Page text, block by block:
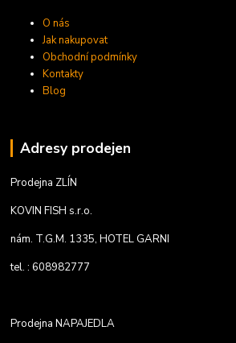
O nás
Jak nakupovat
Obchodní podmínky
Kontakty
Blog
Adresy prodejen
Prodejna ZLÍN
KOVIN FISH s.r.o.
nám. T.G.M. 1335, HOTEL GARNI
tel. : 608982777
Prodejna NAPAJEDLA